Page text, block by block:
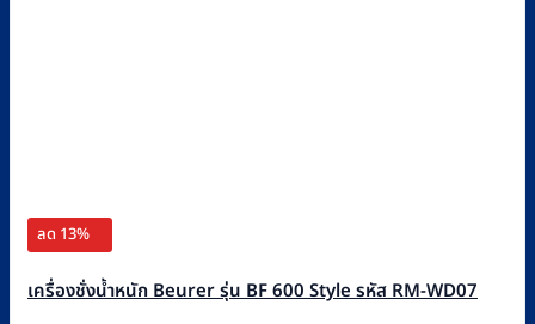
ลด 13%
เครื่องชั่งน้ำหนัก Beurer รุ่น BF 600 Style รหัส RM-WD07